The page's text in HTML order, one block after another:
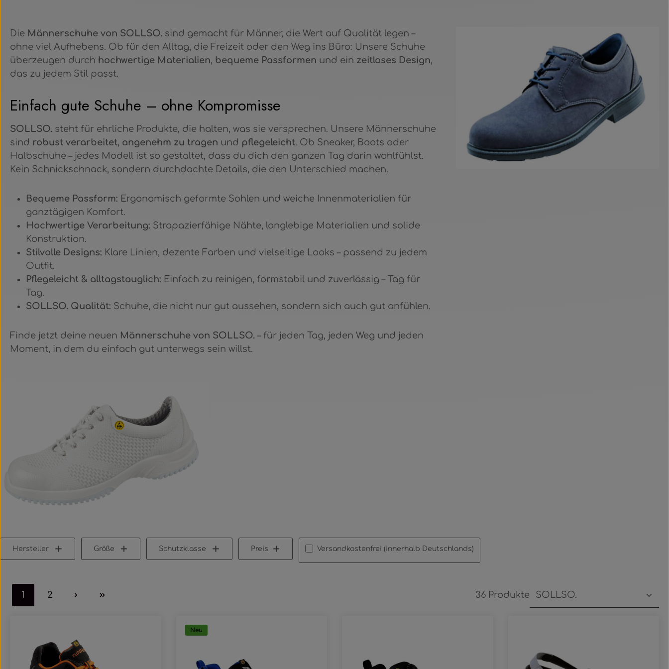
Die Männerschuhe von SOLLSO. sind gemacht für Männer, die Wert auf Qualität legen –
ohne viel Aufhebens. Ob für den Alltag, die Freizeit oder den Weg ins Büro: Unsere Schuhe
überzeugen durch hochwertige Materialien, bequeme Passformen und ein zeitloses Design,
das zu jedem Stil passt.
Einfach gute Schuhe – ohne Kompromisse
SOLLSO. steht für ehrliche Produkte, die halten, was sie versprechen. Unsere Männerschuhe
sind robust verarbeitet, angenehm zu tragen und pflegeleicht. Ob Sneaker, Boots oder
Halbschuhe – jedes Modell ist so gestaltet, dass du dich den ganzen Tag darin wohlfühlst.
Kein Schnickschnack, sondern durchdachte Details, die den Unterschied machen.
Bequeme Passform: Ergonomisch geformte Sohlen und weiche Innenmaterialien für
ganztägigen Komfort.
Hochwertige Verarbeitung: Strapazierfähige Nähte, langlebige Materialien und solide
Konstruktion.
Stilvolle Designs: Klare Linien, dezente Farben und vielseitige Looks – passend zu jedem
Outfit.
Pflegeleicht & alltagstauglich: Einfach zu reinigen, formstabil und zuverlässig – Tag für
Tag.
SOLLSO. Qualität: Schuhe, die nicht nur gut aussehen, sondern sich auch gut anfühlen.
Finde jetzt deine neuen Männerschuhe von SOLLSO. – für jeden Tag, jeden Weg und jeden
Moment, in dem du einfach gut unterwegs sein willst.
Hersteller Größe Schutzklasse Preis Filter hinzufügen: Versandkostenfrei
Versandkostenfrei (innerhalb Deutschlands)
Seite
1
Seite
2 36 Produkte
Neu